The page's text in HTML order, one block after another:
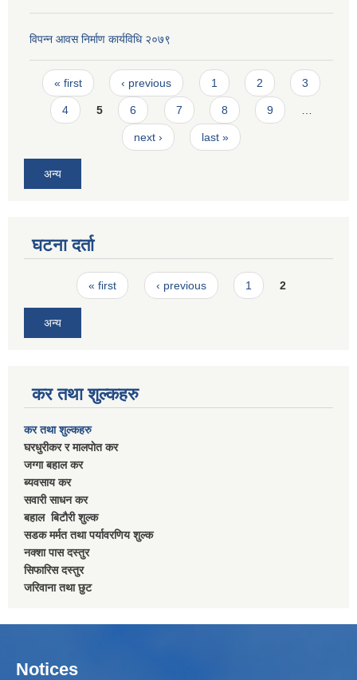
विपन्न आवस निर्माण कार्यविधि २०७९
Pages
« first ‹ previous 1 2 3
4 5 6 7 8 9
next › last »
अन्य
घटना दर्ता
Pages« first ‹ previous 1 2
अन्य
कर तथा शुल्कहरु
कर तथा शुल्कहरु
घरधुरीकर र मालपाेत कर
जग्गा बहाल कर
ब्यवसाय कर
सवारी साधन कर
बहाल बिटाैरी शुल्क
सडक मर्मत तथा पर्यावरणिय शुल्क
नक्शा पास दस्तुर
सिफारिस दस्तुर
जरिवाना तथा छुट
Notices